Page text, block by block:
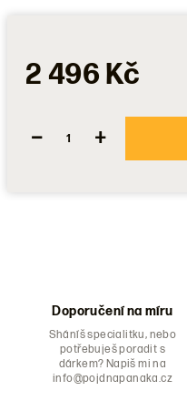
2 496 Kč
+
−
Doporučení na míru
Sháníš specialitku, nebo
potřebuješ poradit s
dárkem? Napiš mi na
info@pojdnapanaka.cz